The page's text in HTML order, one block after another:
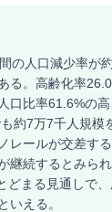
の人口減少率が
る。高齢化率
口比率61.6%の高
約7万7千人規模
レールが交差す
継続するとみら
どまる見通しで
いえる。